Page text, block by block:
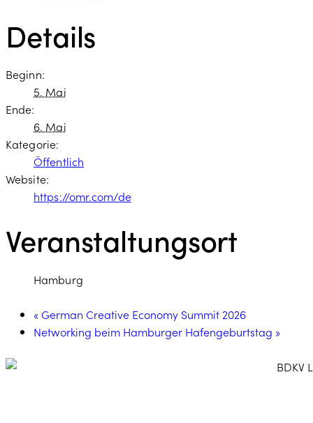
Details
Beginn:
5. Mai
Ende:
6. Mai
Kategorie:
Öffentlich
Website:
https://omr.com/de
Veranstaltungsort
Hamburg
«German Creative Economy Summit 2026
Networking beim Hamburger Hafengeburtstag »